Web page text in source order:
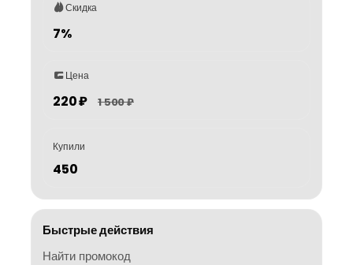
Скидка
7%
Цена
220 ₽ 1 500 ₽
Купили
450
Быстрые действия
Найти промокод